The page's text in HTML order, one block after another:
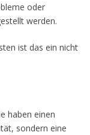
oder
werden.
ist das ein nicht
haben einen
sondern eine